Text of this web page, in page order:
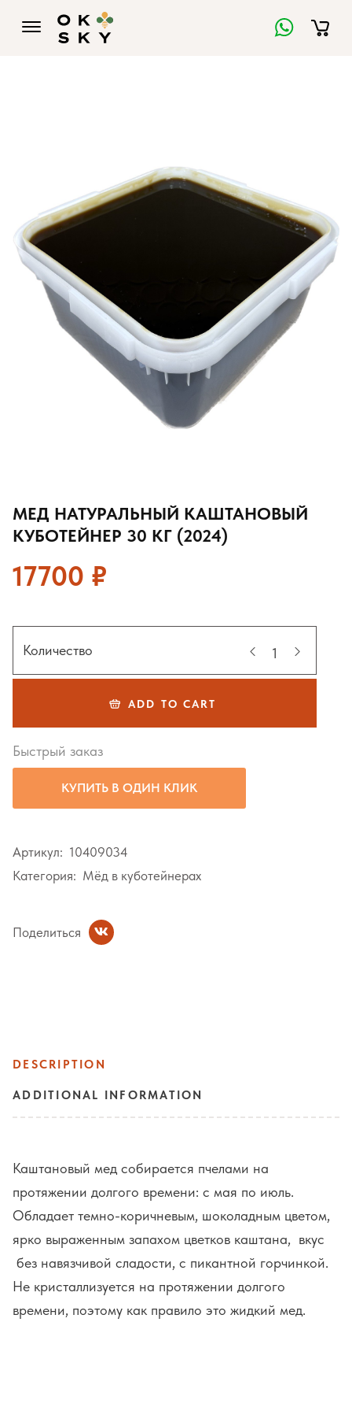
МЕД НАТУРАЛЬНЫЙ КАШТАНОВЫЙ
КУБОТЕЙНЕР 30 КГ (2024)
17700 ₽
Количество
ADD TO CART
Быстрый заказ
КУПИТЬ В ОДИН КЛИК
Артикул: 10409034
Категория: Мёд в куботейнерах
Поделиться
DESCRIPTION
ADDITIONAL INFORMATION
Каштановый мед собирается пчелами на
протяжении долгого времени: с мая по июль.
Обладает темно-коричневым, шоколадным цветом,
ярко выраженным запахом цветков каштана, вкус
без навязчивой сладости, с пикантной горчинкой.
Не кристаллизуется на протяжении долгого
времени, поэтому как правило это жидкий мед.